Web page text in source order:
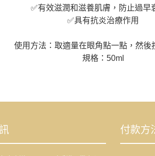
✅有效滋潤和滋養肌膚，防止過早
✅具有抗炎治療作用
使用方法：取適量在眼角點一點，然後
規格：50ml
付款方